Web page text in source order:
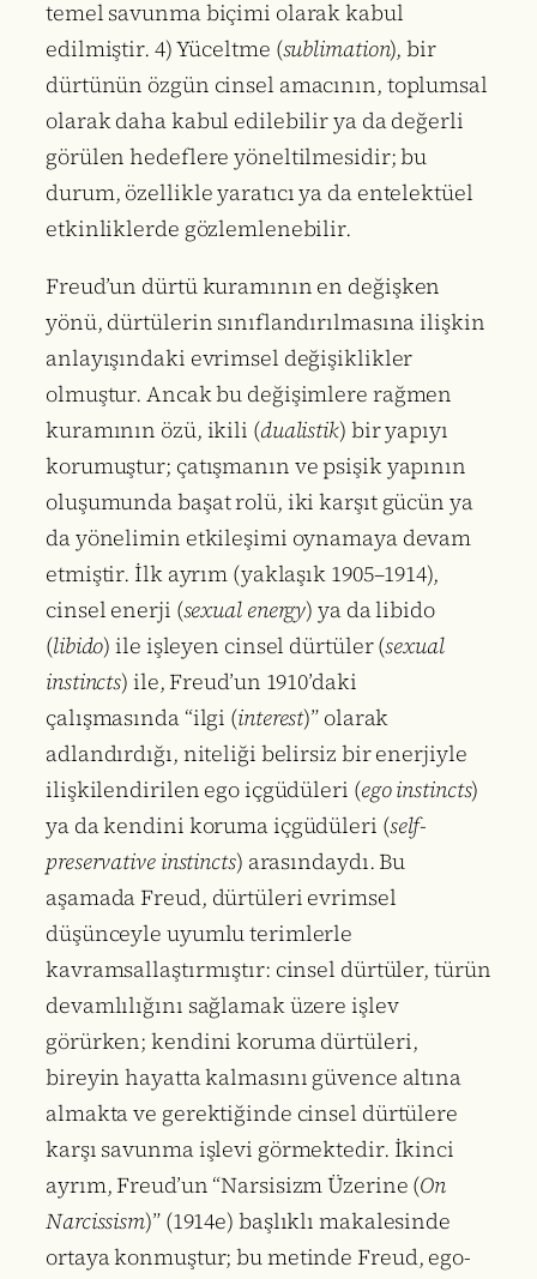
temel savunma biçimi olarak kabul
edilmiştir. 4) Yüceltme (sublimation), bir
dürtünün özgün cinsel amacının, toplumsal
olarak daha kabul edilebilir ya da değerli
görülen hedeflere yöneltilmesidir; bu
durum, özellikle yaratıcı ya da entelektüel
etkinliklerde gözlemlenebilir.
Freud’un dürtü kuramının en değişken
yönü, dürtülerin sınıflandırılmasına ilişkin
anlayışındaki evrimsel değişiklikler
olmuştur. Ancak bu değişimlere rağmen
kuramının özü, ikili (dualistik) bir yapıyı
korumuştur; çatışmanın ve psişik yapının
oluşumunda başat rolü, iki karşıt gücün ya
da yönelimin etkileşimi oynamaya devam
etmiştir. İlk ayrım (yaklaşık 1905–1914),
cinsel enerji (sexual energy) ya da libido
(libido) ile işleyen cinsel dürtüler (sexual
instincts) ile, Freud’un 1910’daki
çalışmasında “ilgi (interest)” olarak
adlandırdığı, niteliği belirsiz bir enerjiyle
ilişkilendirilen ego içgüdüleri (ego instincts)
ya da kendini koruma içgüdüleri (self-
preservative instincts) arasındaydı. Bu
aşamada Freud, dürtüleri evrimsel
düşünceyle uyumlu terimlerle
kavramsallaştırmıştır: cinsel dürtüler, türün
devamlılığını sağlamak üzere işlev
görürken; kendini koruma dürtüleri,
bireyin hayatta kalmasını güvence altına
almakta ve gerektiğinde cinsel dürtülere
karşı savunma işlevi görmektedir. İkinci
ayrım, Freud’un “Narsisizm Üzerine (On
Narcissism)” (1914e) başlıklı makalesinde
ortaya konmuştur; bu metinde Freud, ego-